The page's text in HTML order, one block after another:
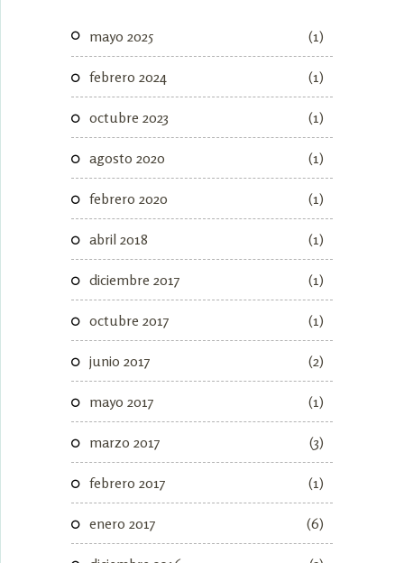
mayo 2025 (1)
febrero 2024 (1)
octubre 2023 (1)
agosto 2020 (1)
febrero 2020 (1)
abril 2018 (1)
diciembre 2017 (1)
octubre 2017 (1)
junio 2017 (2)
mayo 2017 (1)
marzo 2017 (3)
febrero 2017 (1)
enero 2017 (6)